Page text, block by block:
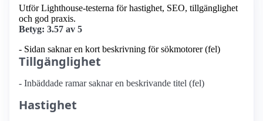
Utför Lighthouse-testerna för hastighet, SEO, tillgänglighet
och god praxis.
Betyg: 3.57 av 5
- Sidan saknar en kort beskrivning för sökmotorer (fel)
Tillgänglighet
- Inbäddade ramar saknar en beskrivande titel (fel)
Hastighet